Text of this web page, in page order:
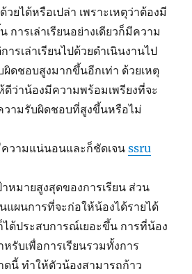
วยได้หรือเปล่า เพราะเหตุว่าต้องมี
การเล่าเรียนอย่างเดียวก็มีความ
รเล่าเรียนไปด้วยดำเนินงานไป
ดชอบสูงมากขึ้นอีกเท่า ด้วยเหตุ
ว่าน้องมีความพร้อมเพรียงที่จะ
วามรับผิดชอบที่สูงขึ้นหรือไม่
วามแน่นอนและก็ชัดเจนssru
าหมายสูงสุดของการเรียน ส่วน
แผนการที่จะก่อให้น้องได้รายได้
ด้ประสบการณ์เยอะขึ้น การที่น้อง
รับเพื่อการเรียนรวมทั้งการ
นี้ ทำให้ตัวน้องสามารถก้าว